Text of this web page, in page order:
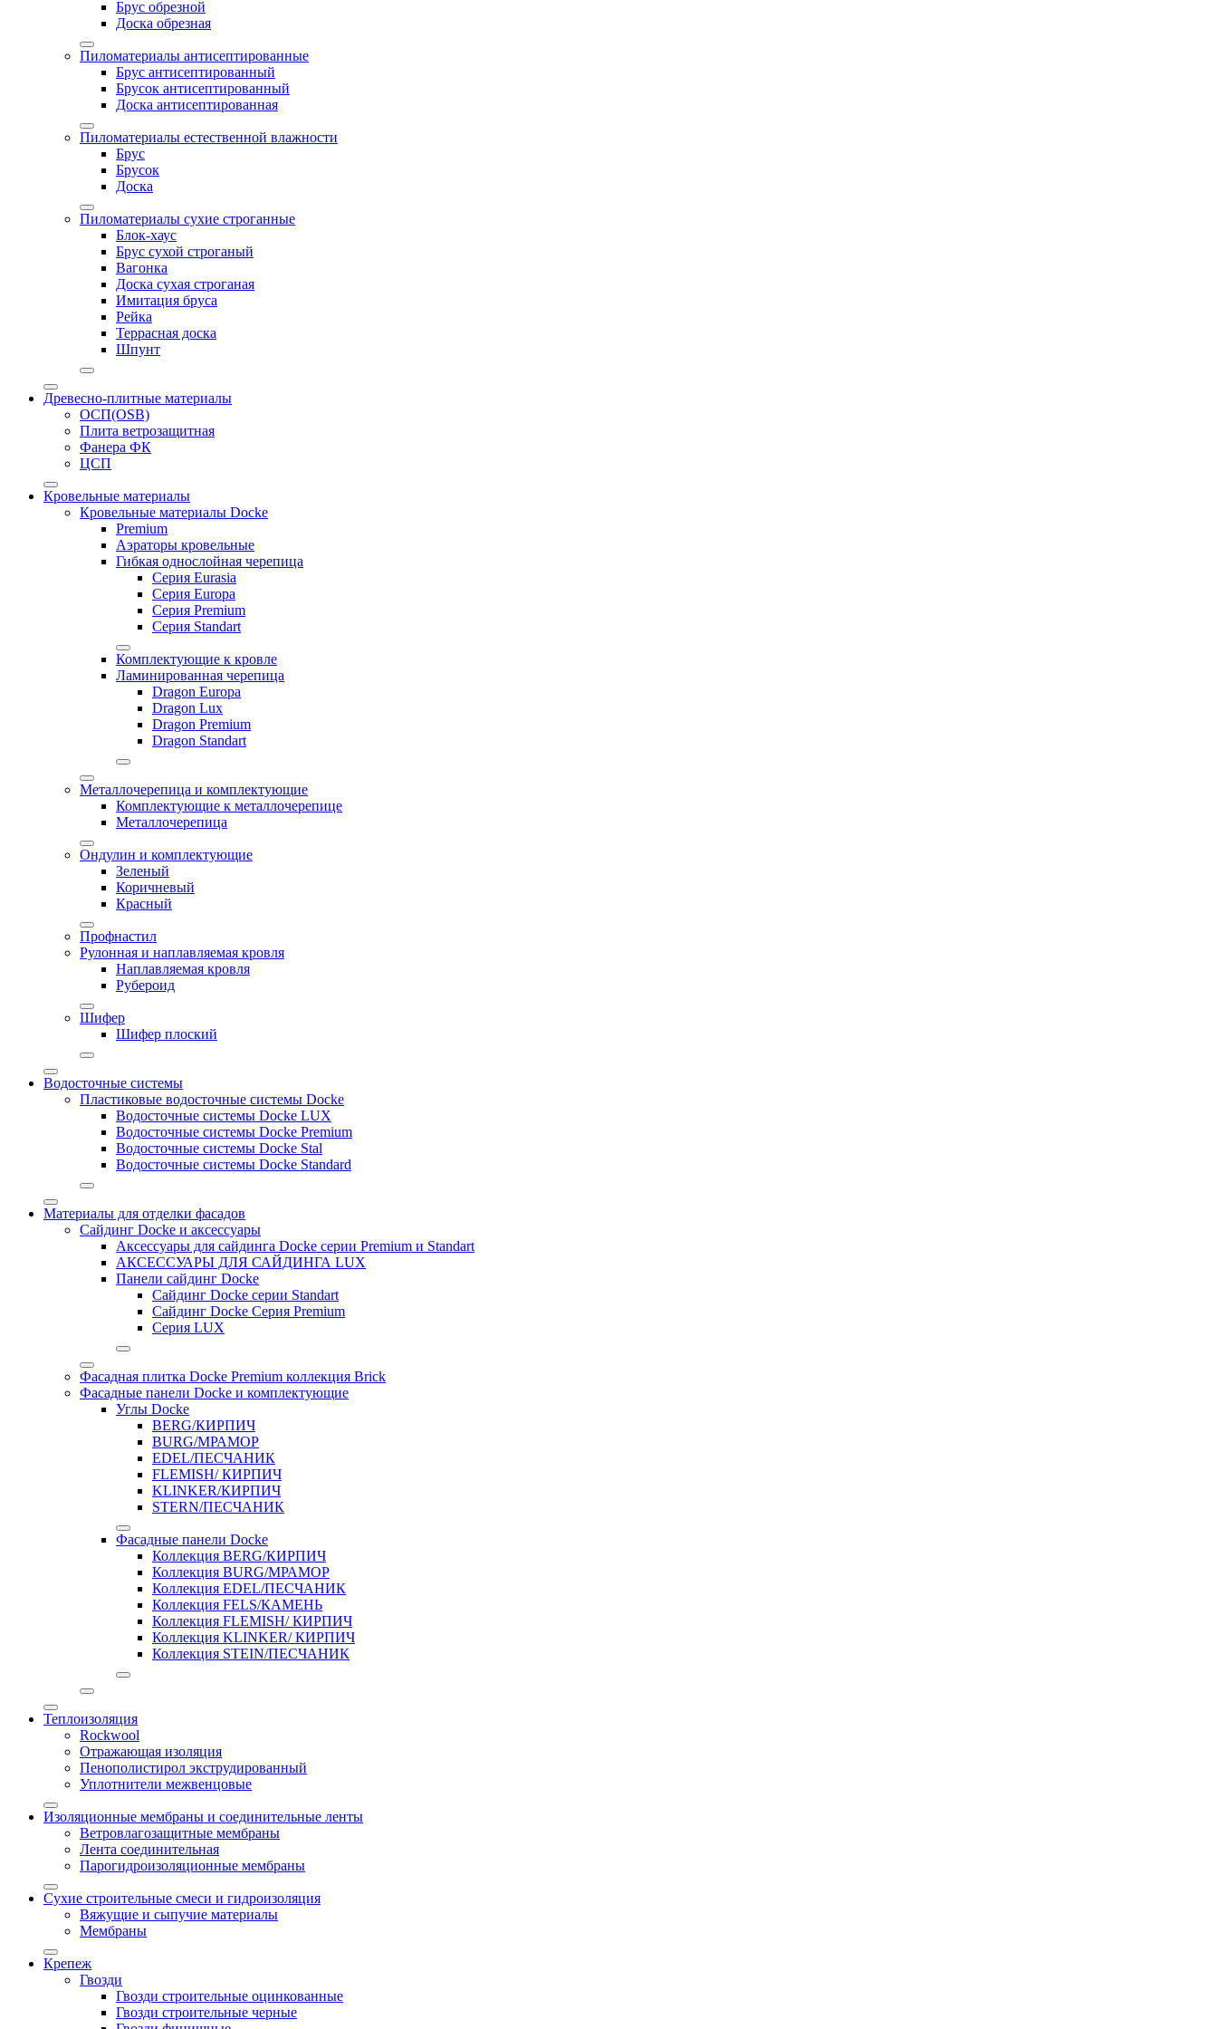
Брус обрезной
Доска обрезная
Пиломатериалы антисептированные
Брус антисептированный
Брусок антисептированный
Доска антисептированная
Пиломатериалы естественной влажности
Брус
Брусок
Доска
Пиломатериалы сухие строганные
Блок-хаус
Брус сухой строганый
Вагонка
Доска сухая строганая
Имитация бруса
Рейка
Террасная доска
Шпунт
Древесно-плитные материалы
ОСП(OSB)
Плита ветрозащитная
Фанера ФК
ЦСП
Кровельные материалы
Кровельные материалы Docke
Premium
Аэраторы кровельные
Гибкая однослойная черепица
Серия Eurasia
Серия Europa
Серия Premium
Серия Standart
Комплектующие к кровле
Ламинированная черепица
Dragon Europa
Dragon Lux
Dragon Premium
Dragon Standart
Металлочерепица и комплектующие
Комплектующие к металлочерепице
Металлочерепица
Ондулин и комплектующие
Зеленый
Коричневый
Красный
Профнастил
Рулонная и наплавляемая кровля
Наплавляемая кровля
Рубероид
Шифер
Шифер плоский
Водосточные системы
Пластиковые водосточные системы Docke
Водосточные системы Docke LUX
Водосточные системы Docke Premium
Водосточные системы Docke Stal
Водосточные системы Docke Standard
Материалы для отделки фасадов
Сайдинг Docke и аксессуары
Аксессуары для сайдинга Docke серии Premium и Standart
АКСЕССУАРЫ ДЛЯ САЙДИНГА LUX
Панели сайдинг Docke
Cайдинг Docke серии Standart
Сайдинг Docke Серия Premium
Серия LUX
Фасадная плитка Docke Premium коллекция Brick
Фасадные панели Docke и комплектующие
Углы Docke
BERG/КИРПИЧ
BURG/МРАМОР
EDEL/ПЕСЧАНИК
FLEMISH/ КИРПИЧ
KLINKER/КИРПИЧ
STERN/ПЕСЧАНИК
Фасадные панели Docke
Коллекция BERG/КИРПИЧ
Коллекция BURG/МРАМОР
Коллекция EDEL/ПЕСЧАНИК
Коллекция FELS/КАМЕНЬ
Коллекция FLEMISH/ КИРПИЧ
Коллекция KLINKER/ КИРПИЧ
Коллекция STEIN/ПЕСЧАНИК
Теплоизоляция
Rockwool
Отражающая изоляция
Пенополистирол экструдированный
Уплотнители межвенцовые
Изоляционные мембраны и соединительные ленты
Ветровлагозащитные мембраны
Лента соединительная
Парогидроизоляционные мембраны
Сухие строительные смеси и гидроизоляция
Вяжущие и сыпучие материалы
Мембраны
Крепеж
Гвозди
Гвозди строительные оцинкованные
Гвозди строительные черные